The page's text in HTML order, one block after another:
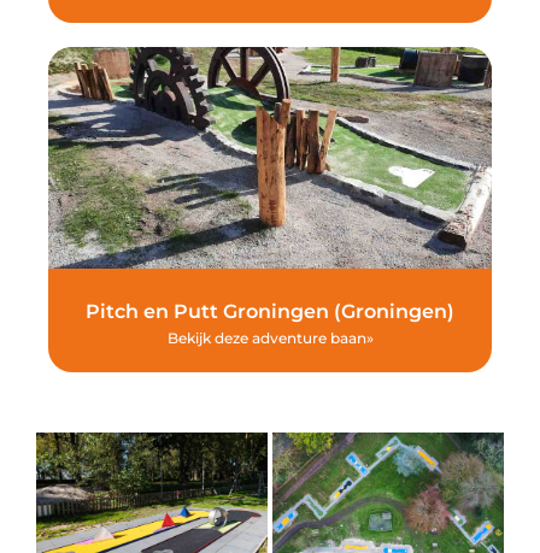
Pitch en Putt Groningen (Groningen)
Bekijk deze adventure baan»